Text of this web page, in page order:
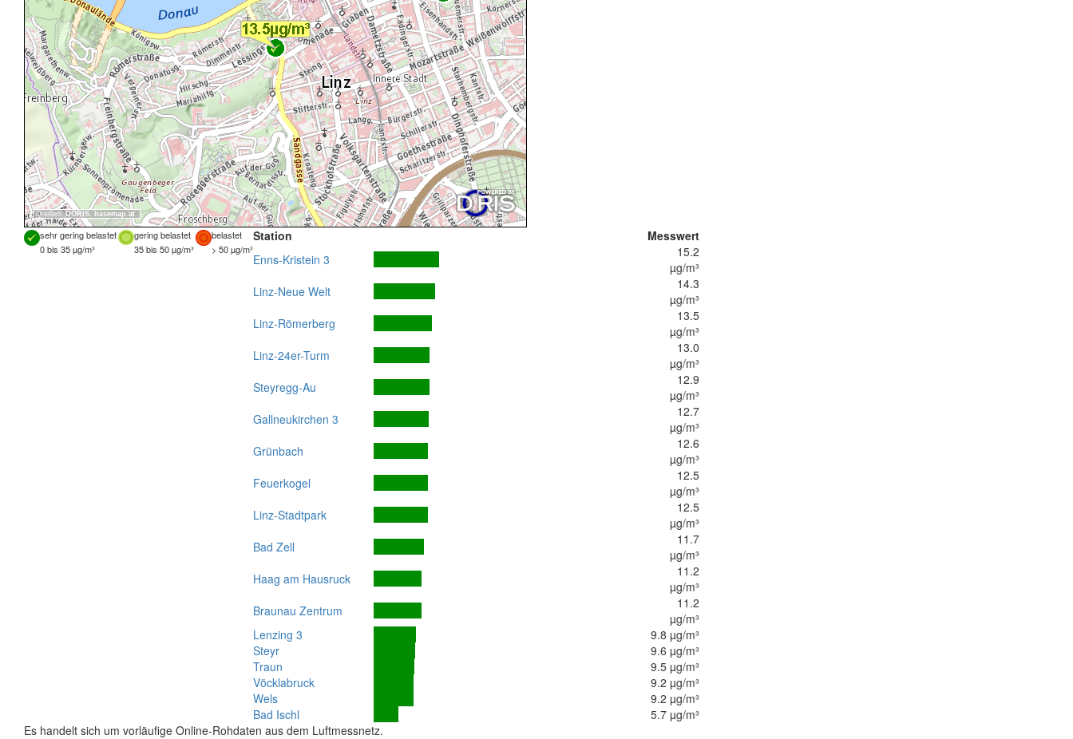
Quellen:DORIS, basemap.at
sehr gering belastet gering belastet
belastet
0 bis 35 µg/m³
35 bis 50 µg/m³ > 50 µg/m³
Station
Messwert
Enns-Kristein 3
15.2
µg/m³
Linz-Neue Welt
14.3
µg/m³
Linz-Römerberg
13.5
µg/m³
Linz-24er-Turm
13.0
µg/m³
Steyregg-Au
12.9
µg/m³
Gallneukirchen 3
12.7
µg/m³
Grünbach
12.6
µg/m³
Feuerkogel
12.5
µg/m³
Linz-Stadtpark
12.5
µg/m³
Bad Zell
11.7
µg/m³
Haag am Hausruck
11.2
µg/m³
Braunau Zentrum
11.2
µg/m³
Lenzing 3
9.8 µg/m³
Steyr
9.6 µg/m³
Traun
9.5 µg/m³
Vöcklabruck
9.2 µg/m³
Wels
9.2 µg/m³
Bad Ischl
5.7 µg/m³
Es handelt sich um vorläufige Online-Rohdaten aus dem Luftmessnetz.